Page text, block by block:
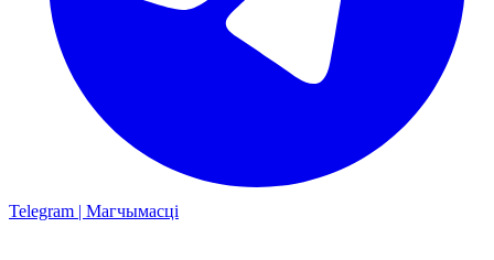
Telegram | Магчымасці